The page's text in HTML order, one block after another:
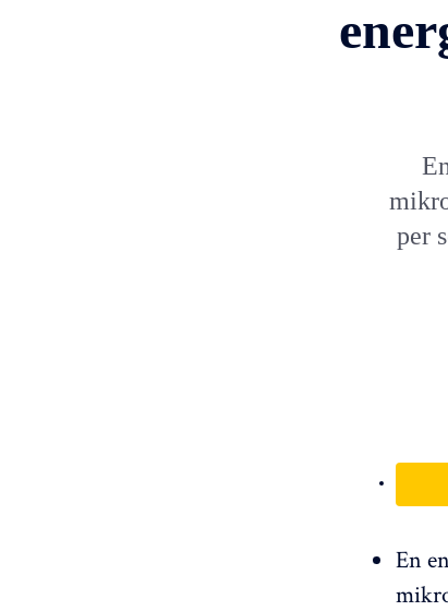
per
En